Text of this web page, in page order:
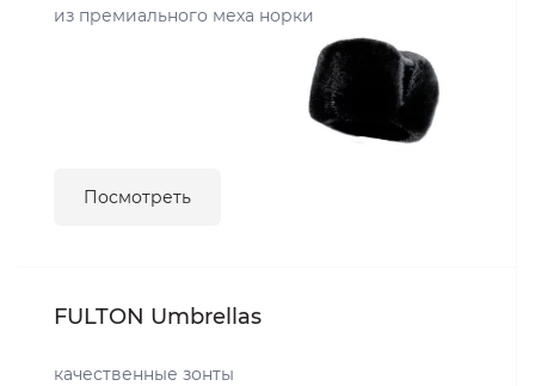
из премиального меха норки
Посмотреть
FULTON Umbrellas
качественные зонты